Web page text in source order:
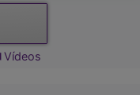
Vídeos